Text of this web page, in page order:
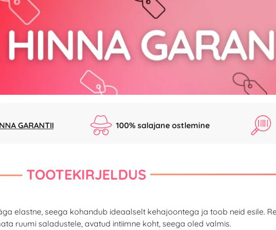
GARANTII 100% salajane ostlemine
TOOTEKIRJELDUS
elastne, seega kohandub ideaalselt kehajoontega ja toob neid esile.
ruumi saladustele, avatud intiimne koht, seega oled valmis.